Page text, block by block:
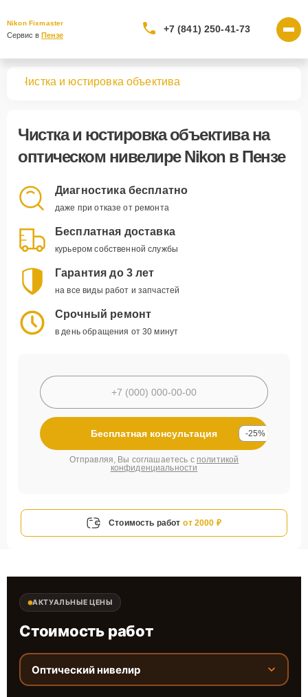
Nikon Fixmaster
Сервис в Пензе
+7 (841) 250-41-73
Чистка и юстировка объектива
Чистка и юстировка объективана
оптическом нивелире Nikon в Пензе
Диагностика бесплатно
даже при отказе от ремонта
Бесплатная доставка
курьером собственной службы
Гарантия до 3 лет
на все виды работ и запчастей
Срочный ремонт
в день обращения от 30 минут
Бесплатная консультация -25%
Отправляя, Вы соглашаетесь с политикой
конфиденциальности
Стоимость работ от 2000 ₽
АКТУАЛЬНЫЕ ЦЕНЫ
Стоимость работ
Оптический нивелир